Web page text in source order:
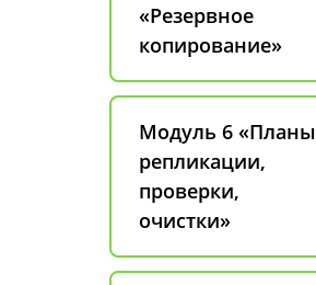
«Резервное
копирование»
Модуль 6 «Планы
репликации,
проверки,
очистки»